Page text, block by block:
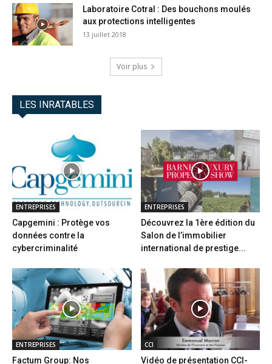
Laboratoire Cotral : Des bouchons moulés
aux protections intelligentes
13 juillet 2018
Voir plus
LES INRATABLES
ENTREPRISES
Capgemini : Protège vos
données contre la
cybercriminalité
ENTREPRISES
Découvrez la 1ère édition du
Salon de l’immobilier
international de prestige...
ENTREPRISES
Factum Group: Nos
CCI
Vidéo de présentation CCI-